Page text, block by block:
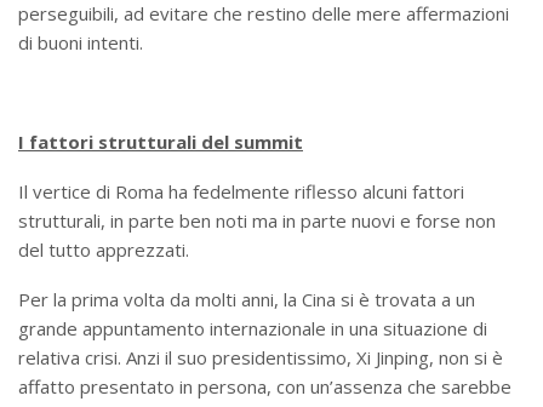
perseguibili, ad evitare che restino delle mere affermazioni
di buoni intenti.
I fattori strutturali del summit
Il vertice di Roma ha fedelmente riflesso alcuni fattori
strutturali, in parte ben noti ma in parte nuovi e forse non
del tutto apprezzati.
Per la prima volta da molti anni, la Cina si è trovata a un
grande appuntamento internazionale in una situazione di
relativa crisi. Anzi il suo presidentissimo, Xi Jinping, non si è
affatto presentato in persona, con un’assenza che sarebbe